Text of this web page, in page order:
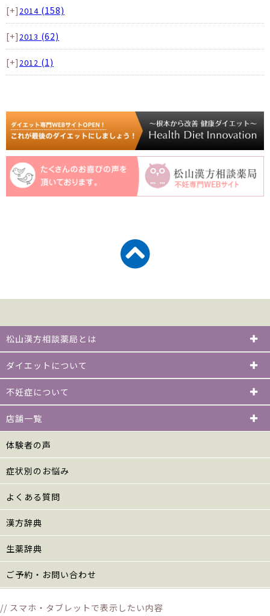
[+] 2014 (158)
[+] 2013 (62)
[+] 2012 (1)
松山漢方相談薬局とは
ダイエットについて
不妊症について
店舗一覧
体験者の声
症状別のお悩み
よくある質問
漢方辞典
生薬辞典
ご予約・お問い合わせ
// スマホ・タブレットで表示したい内容